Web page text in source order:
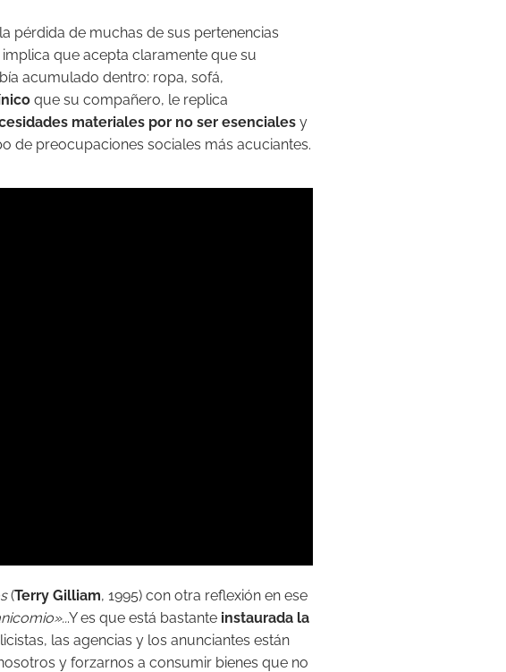
pérdida de muchas de sus pertenencias
que acepta claramente que su
acumulado dentro: ropa, sofá,
que su compañero, le replica
materiales por no ser esenciales y
de preocupaciones sociales más acuciantes.
(Terry Gilliam, 1995) con otra reflexión en ese
.Y es que está bastante instaurada la
las agencias y los anunciantes están
y forzarnos a consumir bienes que no